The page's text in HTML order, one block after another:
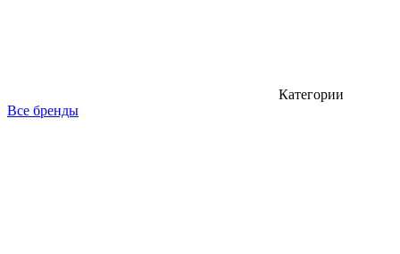
Категории
Все бренды